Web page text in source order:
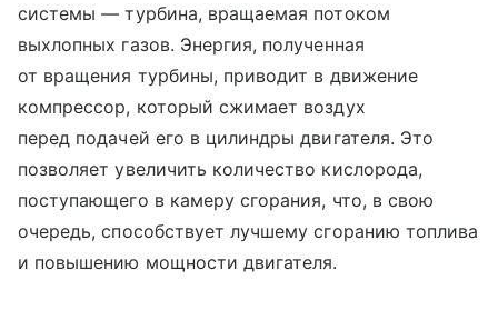
системы — турбина, вращаемая потоком
выхлопных газов. Энергия, полученная
от вращения турбины, приводит в движение
компрессор, который сжимает воздух
перед подачей его в цилиндры двигателя. Это
позволяет увеличить количество кислорода,
поступающего в камеру сгорания, что, в свою
очередь, способствует лучшему сгоранию топлива
и повышению мощности двигателя.